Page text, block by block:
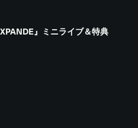
』ミニライブ＆特典